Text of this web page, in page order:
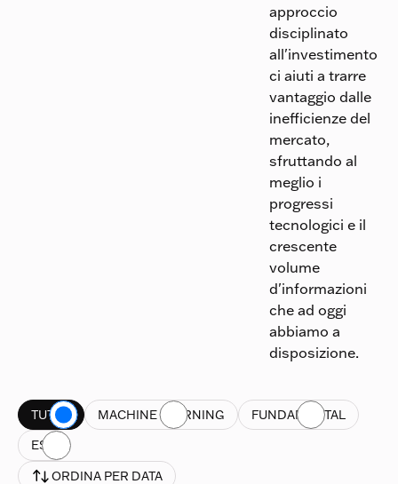
approccio
disciplinato
all'investimento
ci aiuti a trarre
vantaggio dalle
inefficienze del
mercato,
sfruttando al
meglio i
progressi
tecnologici e il
crescente
volume
d'informazioni
che ad oggi
abbiamo a
disposizione.
TUTTO MACHINE LEARNING FUNDAMENTAL
ESG
ORDINA PER DATA